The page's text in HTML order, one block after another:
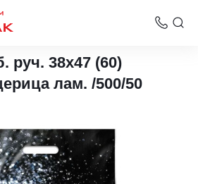
Интерпак
руч. 38х47 (60)
лам. /500/50